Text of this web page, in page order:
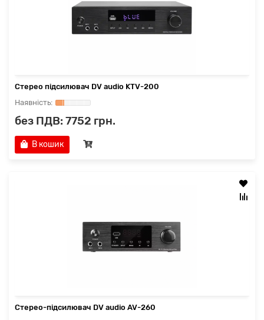
Стерео підсилювач DV audio KTV-200
без ПДВ: 7752 грн.
В кошик
Стерео-підсилювач DV audio AV-260